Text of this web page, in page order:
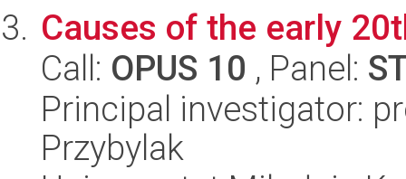
Causes of the early
Call: OPUS 10 , Panel:
Principal investigator:
Przybylak